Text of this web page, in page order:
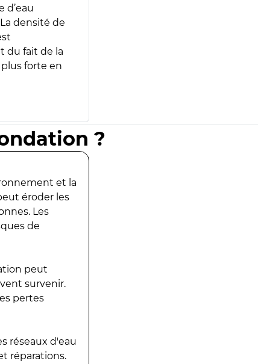
d’eau
densité de
du fait de la
forte en
?
et la
éroder les
Les
de
peut
survenir.
pertes
réseaux d'eau
réparations.